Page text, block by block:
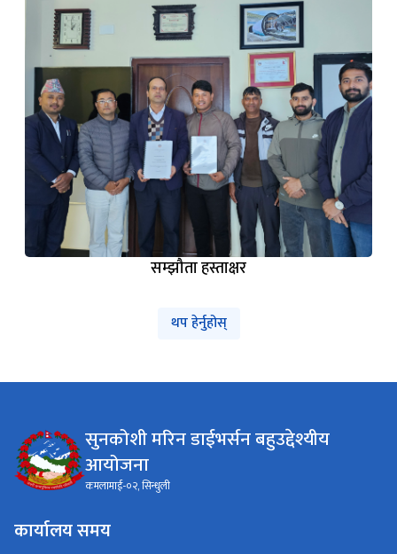
सम्झौता हस्ताक्षर
थप हेर्नुहोस्
सुनकोशी मरिन डाईभर्सन बहुउद्देश्यीय
आयोजना
कमलामाई-०२, सिन्धुली
कार्यालय समय